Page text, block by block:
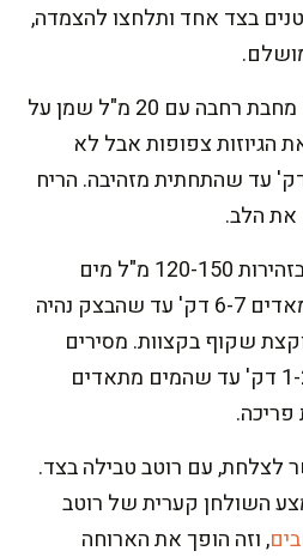
קטנים בצד אחד ותלחצו להצמדה,
טיגון וצריבה: מחממים מחבת רחבה עם 20 מ"ל שמן על
הגיוזות צפופות אבל לא
וצורבים 2-3 דק' עד שהתחתית מזהיבה. הריח
הלב.
אידוי במחבת: מוזגים בזהירות 120-150 מ"ל מים
למחבת ומיד מכסים. מאדים 6-7 דק' עד שהבצק נהיה
שקוף בקצוות. מסירים
מכסה ומבשלים עוד 1-2 דק' עד שהמים מתאדים
פריכה.
לצלחת, עם רוטב טבילה בצד.
השולחן קערית של רוטב
, וזה הופך את הארוחה